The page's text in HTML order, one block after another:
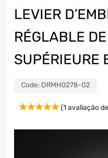
LEVIER
RÉGLABLE
SUPÉRIEURE
Code: DRMH0278-02
(1 avaliação